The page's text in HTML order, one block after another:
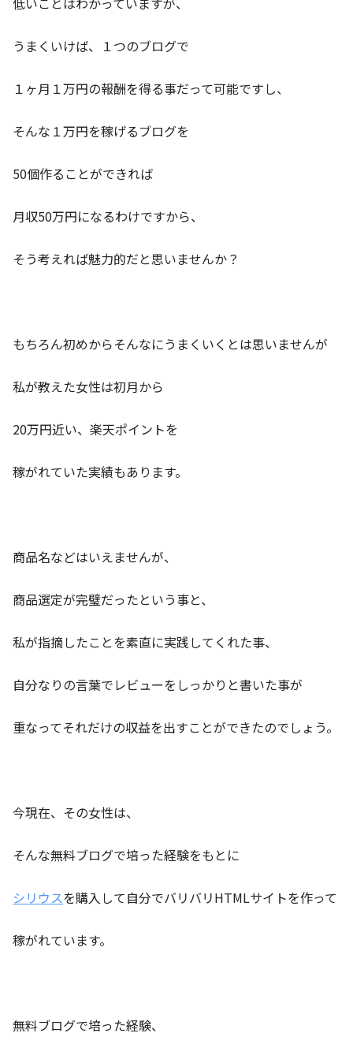
うまくいけば、１つのブログで
１ヶ月１万円の報酬を得る事だって可能ですし、
そんな１万円を稼げるブログを
50個作ることができれば
月収50万円になるわけですから、
そう考えれば魅力的だと思いませんか？
もちろん初めからそんなにうまくいくとは思いませんが
私が教えた女性は初月から
20万円近い、楽天ポイントを
稼がれていた実績もあります。
商品名などはいえませんが、
商品選定が完璧だったという事と、
私が指摘したことを素直に実践してくれた事、
自分なりの言葉でレビューをしっかりと書いた事が
重なってそれだけの収益を出すことができたのでしょう。
今現在、その女性は、
そんな無料ブログで培った経験をもとに
シリウスを購入して自分でバリバリHTMLサイトを作って
稼がれています。
無料ブログで培った経験、